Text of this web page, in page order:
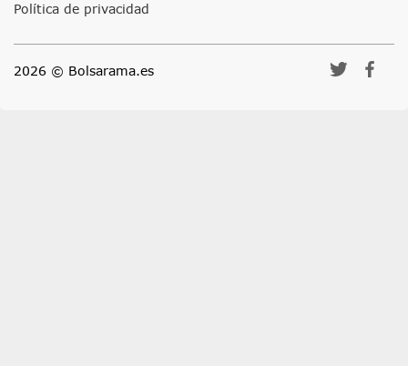
Política de privacidad
2026 © Bolsarama.es